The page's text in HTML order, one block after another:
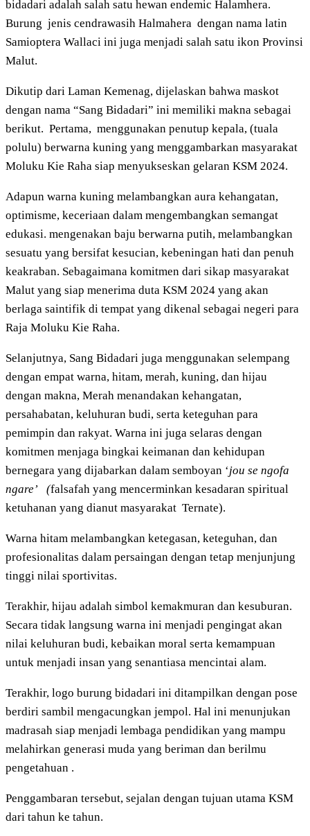
bidadari adalah salah satu hewan endemic Halamhera.
Burung jenis cendrawasih Halmahera dengan nama latin
Samioptera Wallaci ini juga menjadi salah satu ikon Provinsi
Malut.
Dikutip dari Laman Kemenag, dijelaskan bahwa maskot
dengan nama “Sang Bidadari” ini memiliki makna sebagai
berikut. Pertama, menggunakan penutup kepala, (tuala
polulu) berwarna kuning yang menggambarkan masyarakat
Moluku Kie Raha siap menyukseskan gelaran KSM 2024.
Adapun warna kuning melambangkan aura kehangatan,
optimisme, keceriaan dalam mengembangkan semangat
edukasi. mengenakan baju berwarna putih, melambangkan
sesuatu yang bersifat kesucian, kebeningan hati dan penuh
keakraban. Sebagaimana komitmen dari sikap masyarakat
Malut yang siap menerima duta KSM 2024 yang akan
berlaga saintifik di tempat yang dikenal sebagai negeri para
Raja Moluku Kie Raha.
Selanjutnya, Sang Bidadari juga menggunakan selempang
dengan empat warna, hitam, merah, kuning, dan hijau
dengan makna, Merah menandakan kehangatan,
persahabatan, keluhuran budi, serta keteguhan para
pemimpin dan rakyat. Warna ini juga selaras dengan
komitmen menjaga bingkai keimanan dan kehidupan
bernegara yang dijabarkan dalam semboyan ‘jou se ngofa
ngare’ (falsafah yang mencerminkan kesadaran spiritual
ketuhanan yang dianut masyarakat Ternate).
Warna hitam melambangkan ketegasan, keteguhan, dan
profesionalitas dalam persaingan dengan tetap menjunjung
tinggi nilai sportivitas.
Terakhir, hijau adalah simbol kemakmuran dan kesuburan.
Secara tidak langsung warna ini menjadi pengingat akan
nilai keluhuran budi, kebaikan moral serta kemampuan
untuk menjadi insan yang senantiasa mencintai alam.
Terakhir, logo burung bidadari ini ditampilkan dengan pose
berdiri sambil mengacungkan jempol. Hal ini menunjukan
madrasah siap menjadi lembaga pendidikan yang mampu
melahirkan generasi muda yang beriman dan berilmu
pengetahuan .
Penggambaran tersebut, sejalan dengan tujuan utama KSM
dari tahun ke tahun.